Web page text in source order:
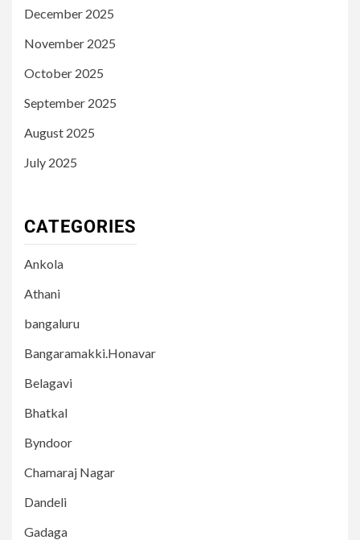
December 2025
November 2025
October 2025
September 2025
August 2025
July 2025
CATEGORIES
Ankola
Athani
bangaluru
Bangaramakki.Honavar
Belagavi
Bhatkal
Byndoor
Chamaraj Nagar
Dandeli
Gadaga